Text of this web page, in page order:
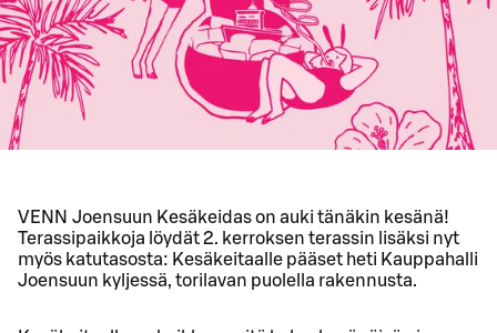
VENN Joensuun Kesäkeidas on auki tänäkin kesänä!
Terassipaikkoja löydät 2. kerroksen terassin lisäksi nyt
myös katutasosta: Kesäkeitaalle pääset heti Kauppahalli
Joensuun kyljessä, torilavan puolella rakennusta.